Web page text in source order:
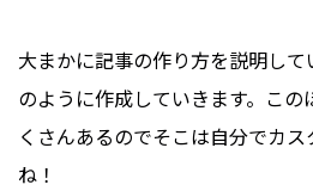
大まかに記事の作り方を説明し
のように作成していきます。こ
くさんあるのでそこは自分でカ
ね！